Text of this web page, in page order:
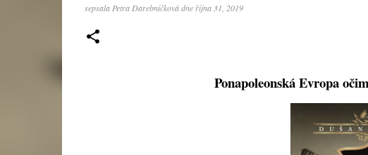
sepsala Petra Darebníčková dne října 31, 2019
Ponapoleonská Evropa